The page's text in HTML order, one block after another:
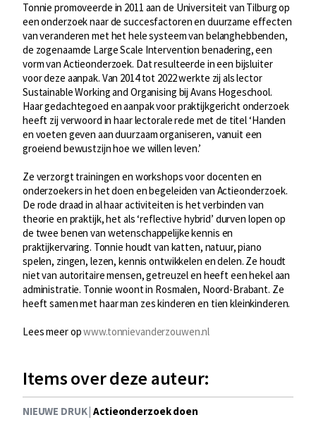
Tonnie promoveerde in 2011 aan de Universiteit van Tilburg op
een onderzoek naar de succesfactoren en duurzame effecten
van veranderen met het hele systeem van belanghebbenden,
de zogenaamde Large Scale Intervention benadering, een
vorm van Actieonderzoek. Dat resulteerde in een bijsluiter
voor deze aanpak. Van 2014 tot 2022 werkte zij als lector
Sustainable Working and Organising bij Avans Hogeschool.
Haar gedachtegoed en aanpak voor praktijkgericht onderzoek
heeft zij verwoord in haar lectorale rede met de titel ‘Handen
en voeten geven aan duurzaam organiseren, vanuit een
groeiend bewustzijn hoe we willen leven.’
Ze verzorgt trainingen en workshops voor docenten en
onderzoekers in het doen en begeleiden van Actieonderzoek.
De rode draad in al haar activiteiten is het verbinden van
theorie en praktijk, het als ‘reflective hybrid’ durven lopen op
de twee benen van wetenschappelijke kennis en
praktijkervaring. Tonnie houdt van katten, natuur, piano
spelen, zingen, lezen, kennis ontwikkelen en delen. Ze houdt
niet van autoritaire mensen, getreuzel en heeft een hekel aan
administratie. Tonnie woont in Rosmalen, Noord-Brabant. Ze
heeft samen met haar man zes kinderen en tien kleinkinderen.
Lees meer opwww.tonnievanderzouwen.nl
Items over deze auteur:
NIEUWE DRUK | Actieonderzoek doen